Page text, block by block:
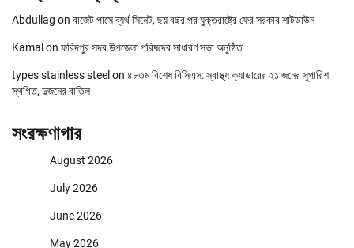
Abdullag on বাজেট পাসে ব্যর্থ সিনেট, ছয় বছর পর যুক্তরাষ্ট্রে ফের সরকার শাটডাউন
Kamal on ফরিদপুর সদর উপজেলা পরিষদের সাধারণ সভা অনুষ্ঠিত
types stainless steel on ৪৮তম বিশেষ বিসিএস: স্বাস্থ্য ক্যাডারের ২১ জনের সুপারিশ
স্থগিত, দুজনের বাতিল
সংরক্ষণাগার
August 2026
July 2026
June 2026
May 2026